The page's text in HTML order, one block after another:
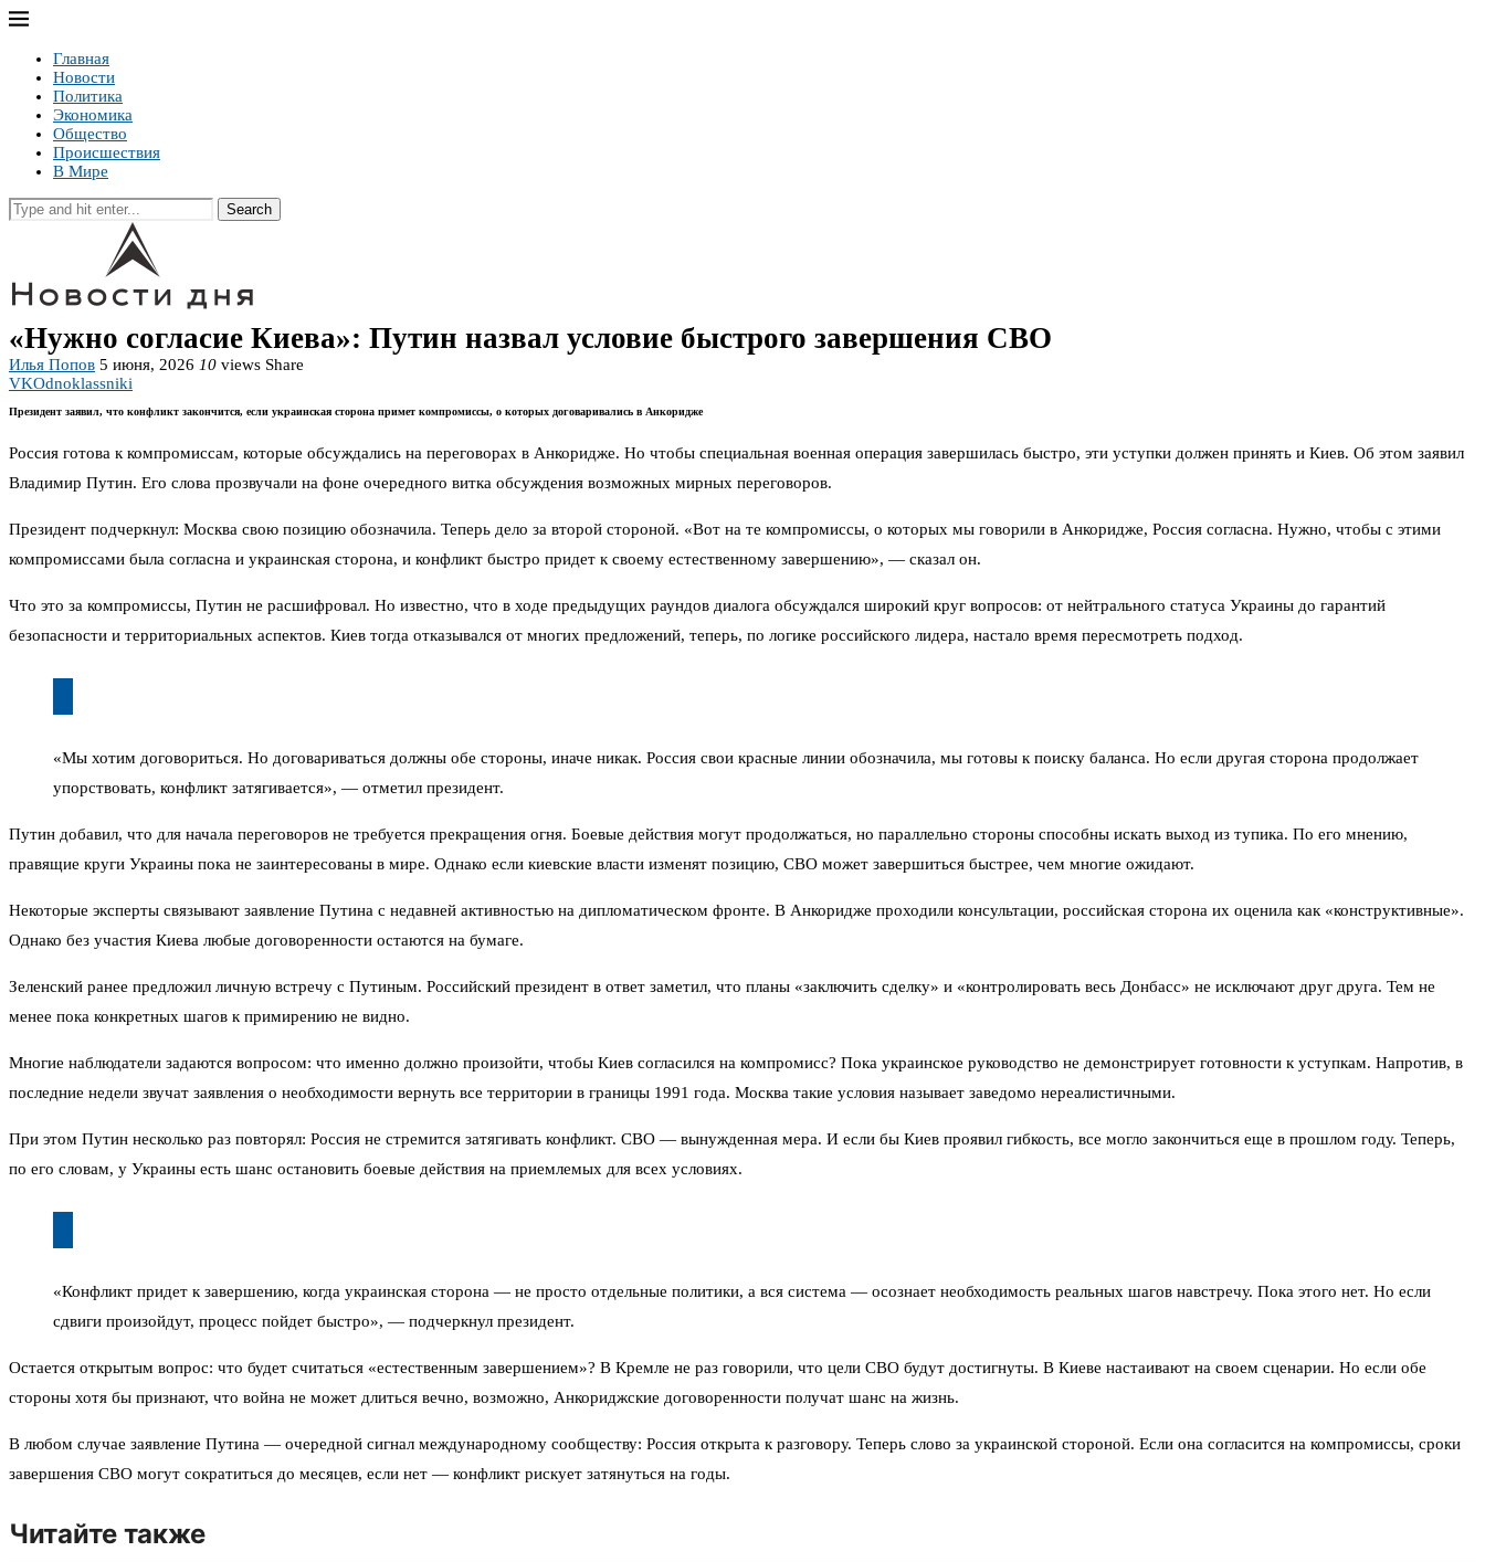
Главная
Новости
Политика
Экономика
Общество
Происшествия
В Мире
Search
«Нужно согласие Киева»: Путин назвал условие быстрого завершения СВО
Илья Попов 5 июня, 2026 10 views Share
VKOdnoklassniki
Президент заявил, что конфликт закончится, если украинская сторона примет компромиссы, о которых договаривались в Анкоридже
Россия готова к компромиссам, которые обсуждались на переговорах в Анкоридже. Но чтобы специальная военная операция завершилась быстро, эти уступки должен принять и Киев. Об этом заявил
Владимир Путин. Его слова прозвучали на фоне очередного витка обсуждения возможных мирных переговоров.
Президент подчеркнул: Москва свою позицию обозначила. Теперь дело за второй стороной. «Вот на те компромиссы, о которых мы говорили в Анкоридже, Россия согласна. Нужно, чтобы с этими
компромиссами была согласна и украинская сторона, и конфликт быстро придет к своему естественному завершению», — сказал он.
Что это за компромиссы, Путин не расшифровал. Но известно, что в ходе предыдущих раундов диалога обсуждался широкий круг вопросов: от нейтрального статуса Украины до гарантий
безопасности и территориальных аспектов. Киев тогда отказывался от многих предложений, теперь, по логике российского лидера, настало время пересмотреть подход.
«Мы хотим договориться. Но договариваться должны обе стороны, иначе никак. Россия свои красные линии обозначила, мы готовы к поиску баланса. Но если другая сторона продолжает
упорствовать, конфликт затягивается», — отметил президент.
Путин добавил, что для начала переговоров не требуется прекращения огня. Боевые действия могут продолжаться, но параллельно стороны способны искать выход из тупика. По его мнению,
правящие круги Украины пока не заинтересованы в мире. Однако если киевские власти изменят позицию, СВО может завершиться быстрее, чем многие ожидают.
Некоторые эксперты связывают заявление Путина с недавней активностью на дипломатическом фронте. В Анкоридже проходили консультации, российская сторона их оценила как «конструктивные».
Однако без участия Киева любые договоренности остаются на бумаге.
Зеленский ранее предложил личную встречу с Путиным. Российский президент в ответ заметил, что планы «заключить сделку» и «контролировать весь Донбасс» не исключают друг друга. Тем не
менее пока конкретных шагов к примирению не видно.
Многие наблюдатели задаются вопросом: что именно должно произойти, чтобы Киев согласился на компромисс? Пока украинское руководство не демонстрирует готовности к уступкам. Напротив, в
последние недели звучат заявления о необходимости вернуть все территории в границы 1991 года. Москва такие условия называет заведомо нереалистичными.
При этом Путин несколько раз повторял: Россия не стремится затягивать конфликт. СВО — вынужденная мера. И если бы Киев проявил гибкость, все могло закончиться еще в прошлом году. Теперь,
по его словам, у Украины есть шанс остановить боевые действия на приемлемых для всех условиях.
«Конфликт придет к завершению, когда украинская сторона — не просто отдельные политики, а вся система — осознает необходимость реальных шагов навстречу. Пока этого нет. Но если
сдвиги произойдут, процесс пойдет быстро», — подчеркнул президент.
Остается открытым вопрос: что будет считаться «естественным завершением»? В Кремле не раз говорили, что цели СВО будут достигнуты. В Киеве настаивают на своем сценарии. Но если обе
стороны хотя бы признают, что война не может длиться вечно, возможно, Анкориджские договоренности получат шанс на жизнь.
В любом случае заявление Путина — очередной сигнал международному сообществу: Россия открыта к разговору. Теперь слово за украинской стороной. Если она согласится на компромиссы, сроки
завершения СВО могут сократиться до месяцев, если нет — конфликт рискует затянуться на годы.
Читайте также